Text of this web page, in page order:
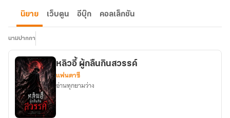
นิยาย เว็บตูน อีบุ๊ก คอลเล็กชัน
นามปากกา
หลิวอี้ ผู้กลืนกินสวรรค์
แฟนตาซี
อ่านทุกยามว่าง